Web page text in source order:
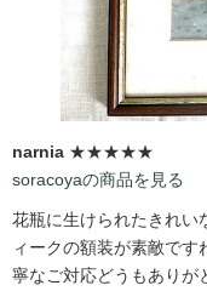
narnia ★★★★★
soracoyaの商品を見る
花瓶に生けられたきれい
ィークの額装が素敵で
寧なご対応どうもありが